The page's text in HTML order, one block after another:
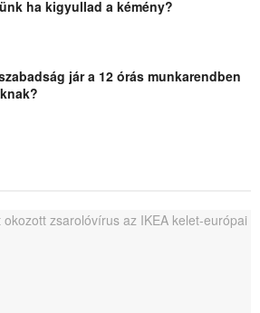
ha kigyullad a kémény?
jár a 12 órás munkarendben